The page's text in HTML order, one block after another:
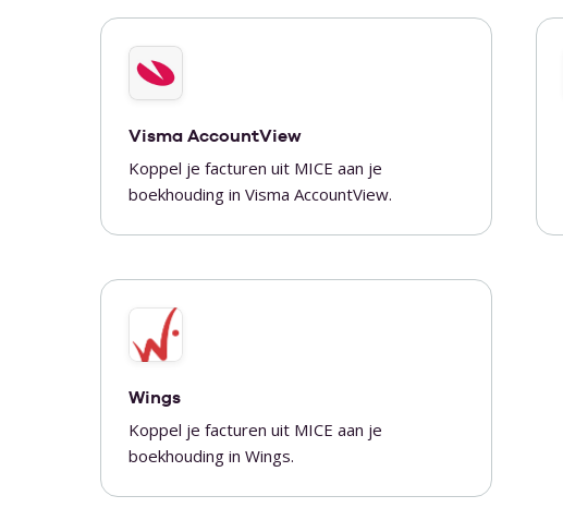
Visma AccountView
Koppel je facturen uit MICE aan je
boekhouding in Visma AccountView.
Wings
Koppel je facturen uit MICE aan je
boekhouding in Wings.